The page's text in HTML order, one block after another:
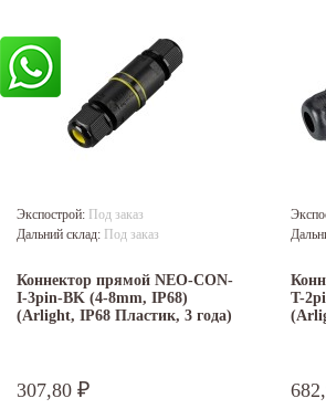
Экспострой: Под заказ
Дальний склад: Под заказ
Коннектор прямой NEO-CON-
I-3pin-BK (4-8mm, IP68)
(Arlight, IP68 Пластик, 3 года)
307,80 ₽
T-